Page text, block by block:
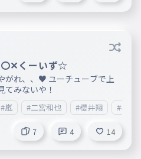
✕くーいず☆
ユーチューブで上
てみないや！
#嵐 #二宮和也 #櫻井翔 #松本
7 4 14